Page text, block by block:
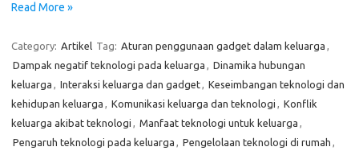
Read More »
Category: Artikel Tag: Aturan penggunaan gadget dalam keluarga ,
Dampak negatif teknologi pada keluarga , Dinamika hubungan
keluarga , Interaksi keluarga dan gadget, Keseimbangan teknologi dan
kehidupan keluarga , Komunikasi keluarga dan teknologi , Konflik
keluarga akibat teknologi , Manfaat teknologi untuk keluarga ,
Pengaruh teknologi pada keluarga , Pengelolaan teknologi di rumah ,